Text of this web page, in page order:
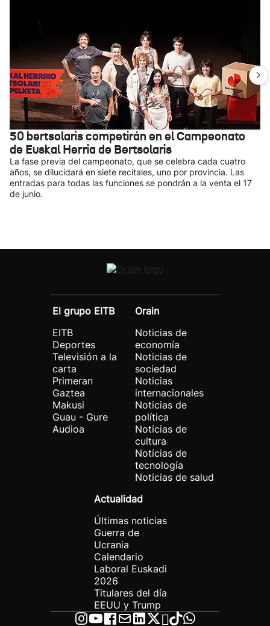
50 bertsolaris competirán en el Campeonato
de Euskal Herria de Bertsolaris
La fase previa del campeonato, que se celebra cada cuatro
años, se dilucidará en siete recitales, uno por provincia. Las
entradas para todas las funciones se pondrán a la venta el 17
de junio.
El grupo EITB
EITB
Deportes
Televisión a la
carta
Primeran
Gaztea
Makusi
Guau - Gure
Audioa
Orain
Noticias de
economía
Noticias de
sociedad
Noticias
internacionales
Noticias de
política
Noticias de
cultura
Noticias de
tecnología
Noticias de salud
Actualidad
Últimas noticias
Guerra de
Ucrania
Calendario
Laboral Euskadi
2026
Titulares del día
EEUU y Trump